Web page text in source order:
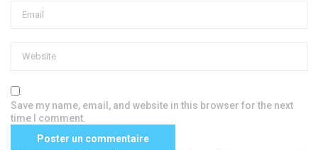
Save my name, email, and website in this browser for the next
time I comment.